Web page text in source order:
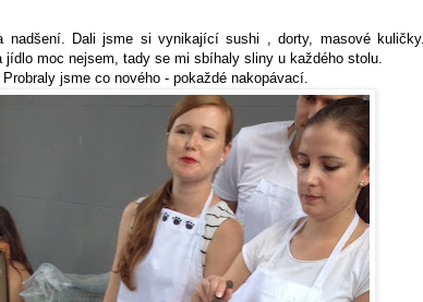
Dali jsme si vynikající sushi , dorty, masové kuličky.
moc nejsem, tady se mi sbíhaly sliny u každého stolu.
jsme co nového - pokaždé nakopávací.